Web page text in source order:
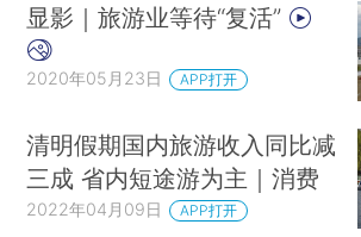
显影｜旅游业等待“复活”
2020年05月23日 APP打开
清明假期国内旅游收入同比减
三成 省内短途游为主｜消费
2022年04月09日 APP打开